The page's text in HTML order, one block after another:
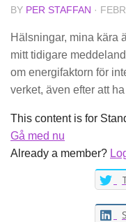
BY PER STAFFAN ·
Hälsningar, mina kära
mitt tidigare
om energifaktorn för
verket, även efter att
This content is for
Gå med nu
Already a member?